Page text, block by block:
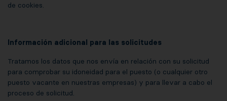
de cookies.
Información adicional para las solicitudes
Tratamos los datos que nos envía en relación con su solicitud
para comprobar su idoneidad para el puesto (o cualquier otro
puesto vacante en nuestras empresas) y para llevar a cabo el
proceso de solicitud.